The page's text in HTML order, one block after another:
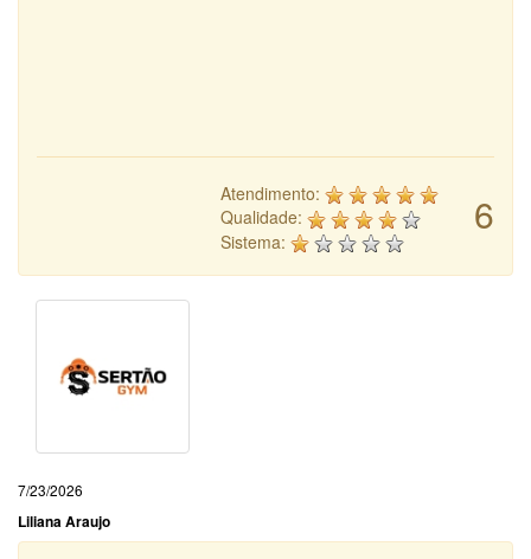
6
Atendimento:
Qualidade:
Sistema:
7/23/2026
Liliana Araujo